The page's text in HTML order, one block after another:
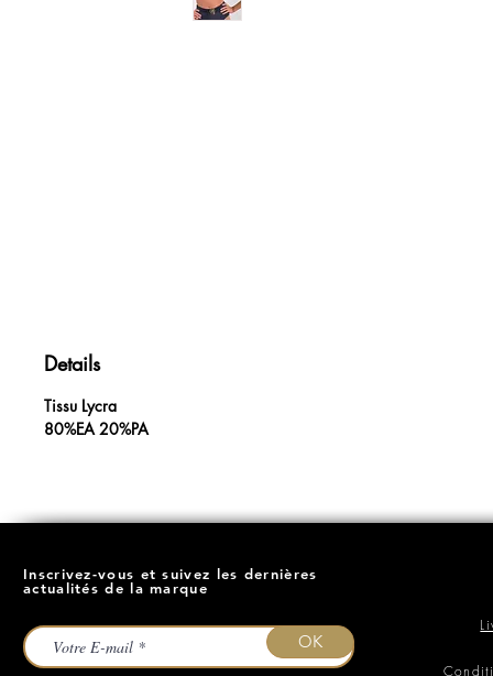
Details
Tissu Lycra
80%EA 20%PA
Inscrivez-vous et suivez les dernières
actualités de la marque
OK